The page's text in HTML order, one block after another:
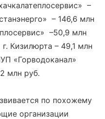
–
– 146,6 млн
–50,9 млн
Кизилюрта – 49,1 млн
«Горводоканал»
млн руб.
по похожему
организации